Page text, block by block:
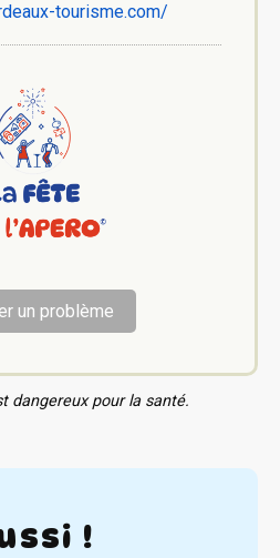
tourisme.com/
un problème
dangereux pour la santé.
!